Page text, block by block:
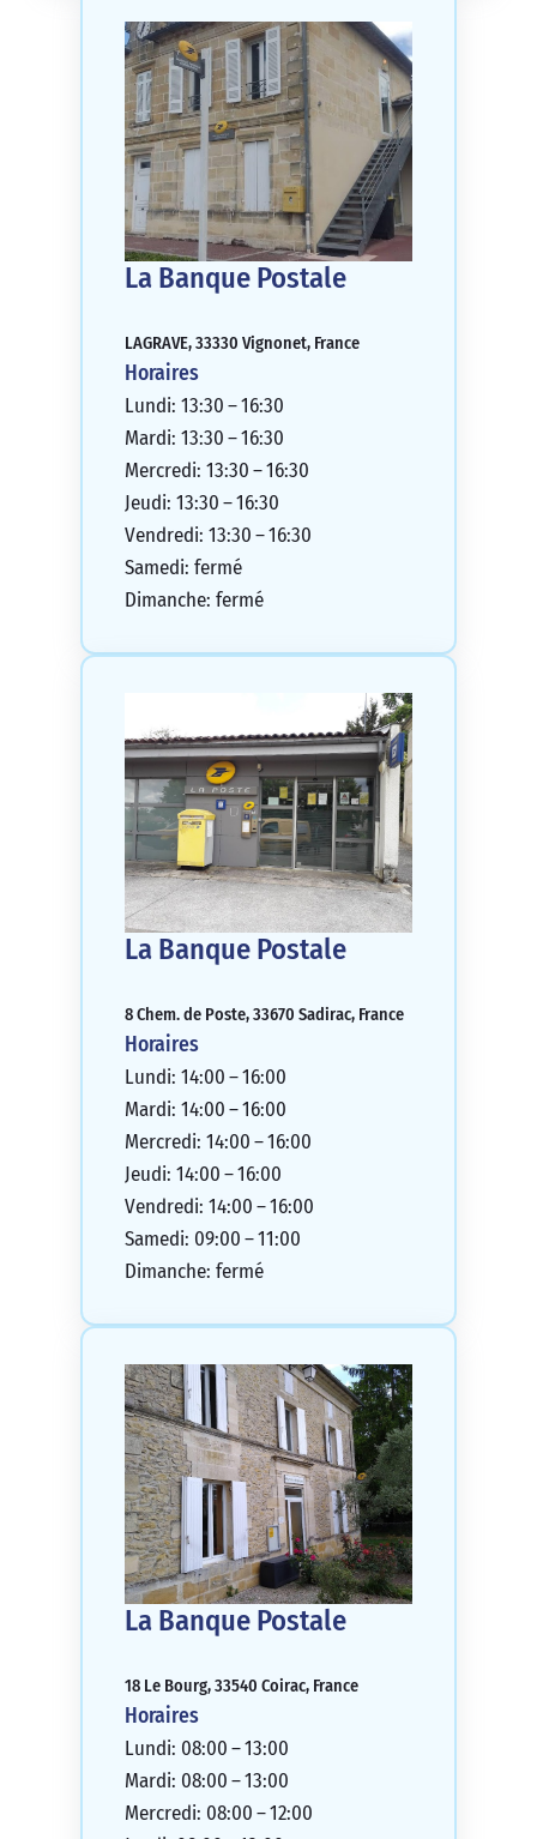
La Banque Postale
LAGRAVE, 33330 Vignonet, France
Horaires
Lundi: 13:30 – 16:30
Mardi: 13:30 – 16:30
Mercredi: 13:30 – 16:30
Jeudi: 13:30 – 16:30
Vendredi: 13:30 – 16:30
Samedi: fermé
Dimanche: fermé
La Banque Postale
8 Chem. de Poste, 33670 Sadirac, France
Horaires
Lundi: 14:00 – 16:00
Mardi: 14:00 – 16:00
Mercredi: 14:00 – 16:00
Jeudi: 14:00 – 16:00
Vendredi: 14:00 – 16:00
Samedi: 09:00 – 11:00
Dimanche: fermé
La Banque Postale
18 Le Bourg, 33540 Coirac, France
Horaires
Lundi: 08:00 – 13:00
Mardi: 08:00 – 13:00
Mercredi: 08:00 – 12:00